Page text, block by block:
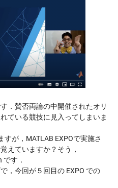
．賛否両論の中開催されたオリ
ている競技に見入ってしまいま
が，MATLAB EXPOで実施さ
えていますか？そう，
す．
，今回が５回目の EXPO での